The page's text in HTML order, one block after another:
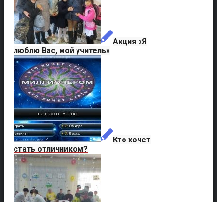
Акция «Я
люблю Вас, мой учитель»
Кто хочет
стать отличником?